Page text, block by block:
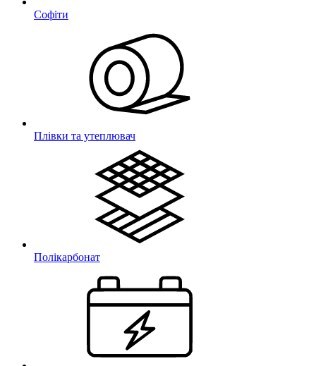
Софіти
Плівки та утеплювач
Полікарбонат